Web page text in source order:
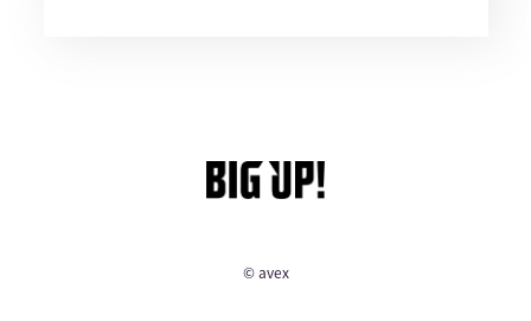
© avex